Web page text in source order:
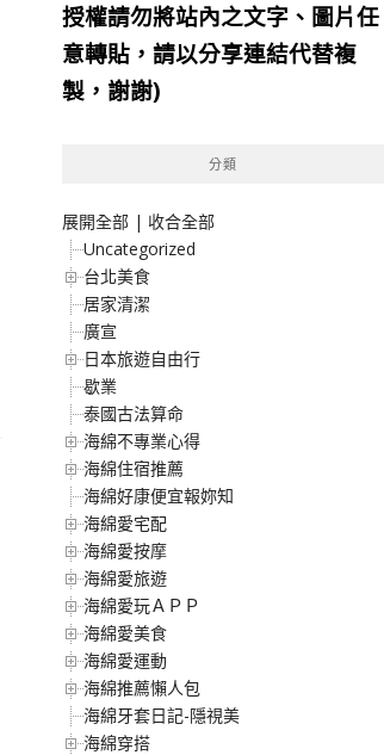
授權請勿將站內之文字、圖片任
意轉貼，請以分享連結代替複
製，謝謝)
分類
展開全部 | 收合全部
Uncategorized
台北美食
居家清潔
廣宣
日本旅遊自由行
歇業
泰國古法算命
海綿不專業心得
海綿住宿推薦
海綿好康便宜報妳知
海綿愛宅配
海綿愛按摩
海綿愛旅遊
海綿愛玩ＡＰＰ
海綿愛美食
海綿愛運動
海綿推薦懶人包
海綿牙套日記-隱視美
海綿穿搭